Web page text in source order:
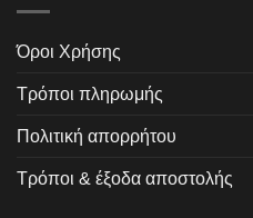
Όροι Χρήσης
Τρόποι πληρωμής
Πολιτική απορρήτου
Τρόποι & έξοδα αποστολής